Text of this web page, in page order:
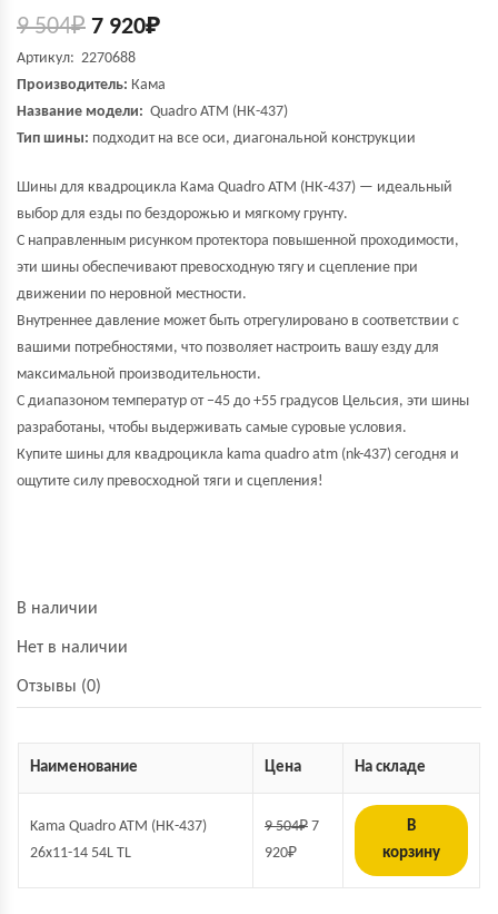
9 504₽ 7 920₽
Артикул: 2270688
Производитель: Кама
Название модели: Quadro ATM (НК-437)
Тип шины: подходит на все оси, диагональной конструкции
Шины для квадроцикла Кама Quadro ATM (НК-437) — идеальный
выбор для езды по бездорожью и мягкому грунту.
С направленным рисунком протектора повышенной проходимости,
эти шины обеспечивают превосходную тягу и сцепление при
движении по неровной местности.
Внутреннее давление может быть отрегулировано в соответствии с
вашими потребностями, что позволяет настроить вашу езду для
максимальной производительности.
С диапазоном температур от −45 до +55 градусов Цельсия, эти шины
разработаны, чтобы выдерживать самые суровые условия.
Купите шины для квадроцикла kama quadro atm (nk-437) сегодня и
ощутите силу превосходной тяги и сцепления!
В наличии
Нет в наличии
Отзывы (0)
Наименование Цена На складе
Kama Quadro ATM (НК-437)
26x11-14 54L TL
9 504₽ 7
920₽
В
корзину